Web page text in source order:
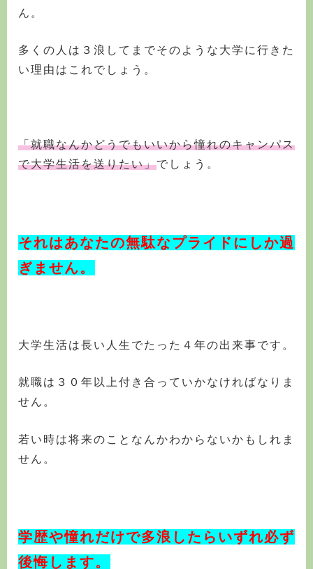
ん。
多くの人は３浪してまでそのような大学に行きた
い理由はこれでしょう。
「就職なんかどうでもいいから憧れのキャンパス
で大学生活を送りたい」でしょう。
それはあなたの無駄なプライドにしか過
ぎません。
大学生活は長い人生でたった４年の出来事です。
就職は３０年以上付き合っていかなければなりま
せん。
若い時は将来のことなんかわからないかもしれま
せん。
学歴や憧れだけで多浪したらいずれ必ず
後悔します。